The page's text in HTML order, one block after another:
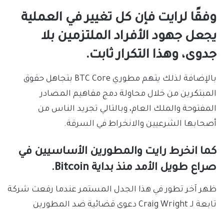
وفقًا لرايت فإن كل تغيير في العملية
يجعل جهود الأفراد الملتزمين بلا
جدوى، وهذا التكرار ثابت.
بالإضافة لذلك يتهم مطوري BTC Core بتجاهل حقوق
المبتكرين من خلال محاولة دمج مفاهيم المصادر
المفتوحة والملك العام، وبالتالي تجريد الناس من
أصحابها الشرعيين والانخراط في السرقة.
كما انخرط رايت والمطورين الأساسيين في
صراع طويل الأمد منذ بداية Bitcoin.
ظهر آخر تطور في هذا الجدل المستمر عندما رفعت شركة
تابعة لـ Craig Wright دعوى قضائية ضد المطورين